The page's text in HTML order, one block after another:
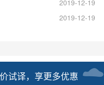
2019-12-19
2019-12-19
试译，享更多优惠